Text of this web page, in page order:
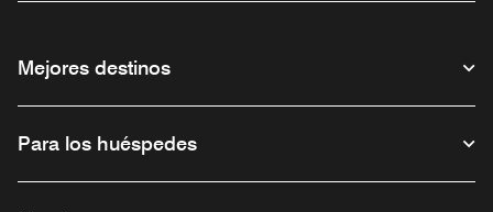
Mejores destinos
Para los huéspedes